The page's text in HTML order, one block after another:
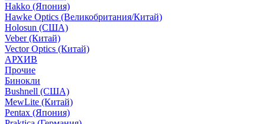
Hakko (Япония)
Hawke Optics (Великобритания/Китай)
Holosun (США)
Veber (Китай)
Vector Optics (Китай)
АРХИВ
Прочие
Бинокли
Bushnell (США)
MewLite (Китай)
Pentax (Япония)